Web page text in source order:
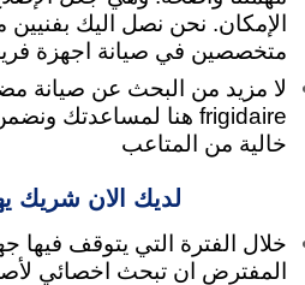
الإمكان. نحن نصل اليك بفنيين
متخصصين في صيانة اجهزة
لا مزيد من البحث عن صيانة
frigidaire هنا لمساعدتك
خالية من المتاعب
لديك الان شريك
خلال الفترة التي يتوقف
المفترض ان تبحث اخصائي